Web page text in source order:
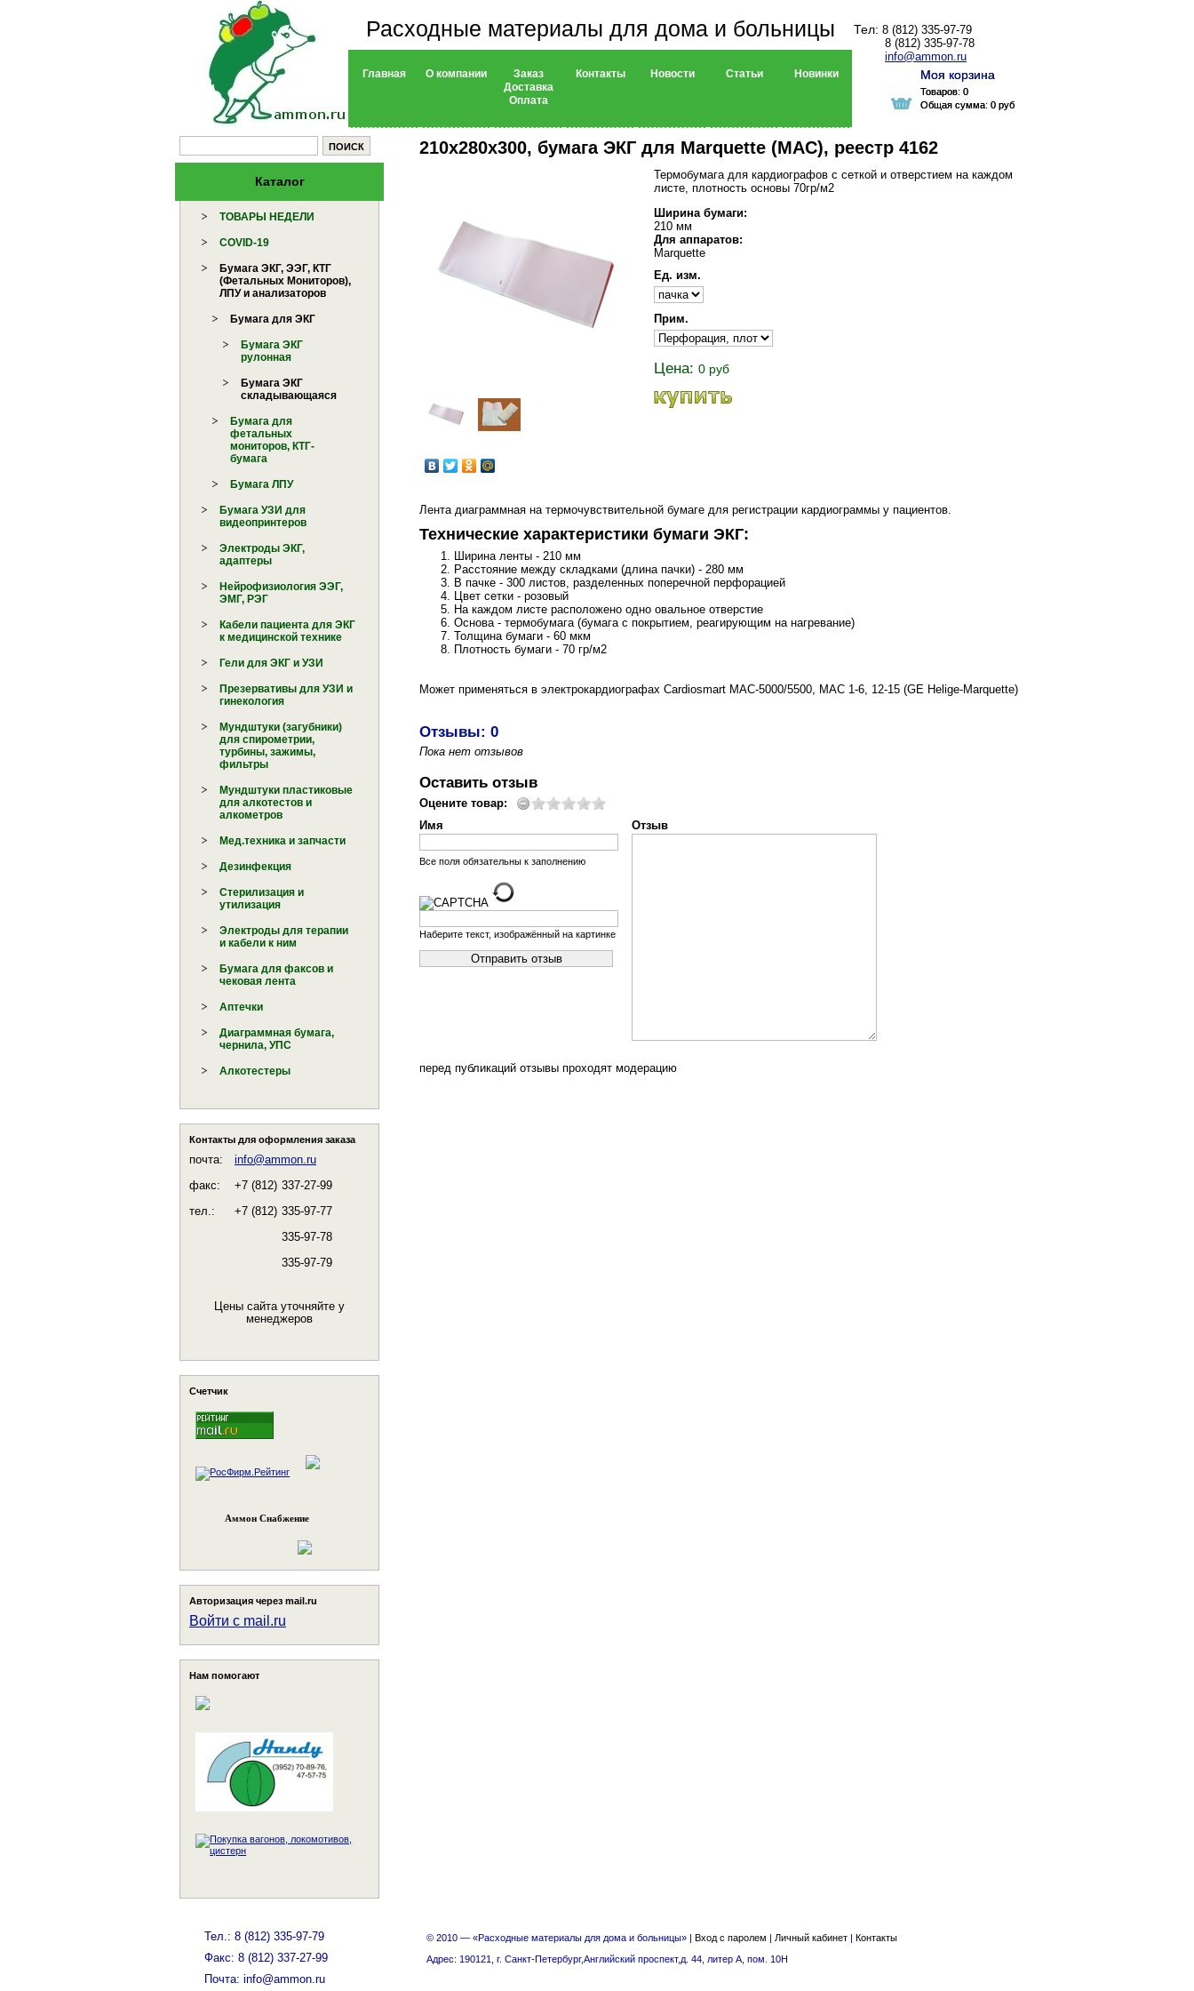
Расходные материалы для дома и больницы Тел: 8 (812) 335-97-79
8 (812) 335-97-78
info@ammon.ru
Моя корзина
Товаров: 0
Общая сумма: 0 руб
Главная О компании
Заказ
Доставка
Оплата
Контакты Новости Статьи Новинки Моя корзина
Товаров: 0
Общая сумма: 0 руб
Каталог
ТОВАРЫ НЕДЕЛИ
COVID-19
Бумага ЭКГ, ЭЭГ, КТГ
(Фетальных Мониторов),
ЛПУ и анализаторов
Бумага для ЭКГ
Бумага ЭКГ
рулонная
Бумага ЭКГ
складывающаяся
Бумага для
фетальных
мониторов, КТГ-
бумага
Бумага ЛПУ
Бумага УЗИ для
видеопринтеров
Электроды ЭКГ,
адаптеры
Нейрофизиология ЭЭГ,
ЭМГ, РЭГ
Кабели пациента для ЭКГ
к медицинской технике
Гели для ЭКГ и УЗИ
Презервативы для УЗИ и
гинекология
Мундштуки (загубники)
для спирометрии,
турбины, зажимы,
фильтры
Мундштуки пластиковые
для алкотестов и
алкометров
Мед.техника и запчасти
Дезинфекция
Стерилизация и
утилизация
Электроды для терапии
и кабели к ним
Бумага для факсов и
чековая лента
Аптечки
Диаграммная бумага,
чернила, УПС
Алкотестеры
Контакты для оформления заказа
почта:
info@ammon.ru
факс:
+7 (812) 337-27-99
тел.:
+7 (812) 335-97-77
335-97-78
335-97-79
Цены сайта уточняйте у
менеджеров
Счетчик
Аммон Снабжение
Авторизация через mail.ru
Войти с mail.ru
Нам помогают
210х280х300, бумага ЭКГ для Marquette (MAC), реестр 4162
Термобумага для кардиографов с сеткой и отверстием на каждом
листе, плотность основы 70гр/м2
Ширина бумаги:
210 мм
Для аппаратов:
Marquette
Ед. изм.
Прим.
Цена:0 руб
Лента диаграммная на термочувствительной бумаге для регистрации кардиограммы у пациентов.
Технические характеристики бумаги ЭКГ:
Ширина ленты - 210 мм
Расстояние между складками (длина пачки) - 280 мм
В пачке - 300 листов, разделенных поперечной перфорацией
Цвет сетки - розовый
На каждом листе расположено одно овальное отверстие
Основа - термобумага (бумага с покрытием, реагирующим на нагревание)
Толщина бумаги - 60 мкм
Плотность бумаги - 70 гр/м2
Может применяться в электрокардиографах Cardiosmart MAC-5000/5500, МАС 1-6, 12-15 (GE Helige-Marquette)
Отзывы: 0
Пока нет отзывов
Оставить отзыв
Оцените товар:
Имя
Все поля обязательны к заполнению
Наберите текст, изображённый на картинке
Отзыв
перед публикаций отзывы проходят модерацию
Тел.: 8 (812) 335-97-79
Факс: 8 (812) 337-27-99
Почта: info@ammon.ru
© 2010 — «Расходные материалы для дома и больницы» | Вход с паролем | Личный кабинет | Контакты
Адрес: 190121, г. Санкт-Петербург,Английский проспект,д. 44, литер А, пом. 10Н